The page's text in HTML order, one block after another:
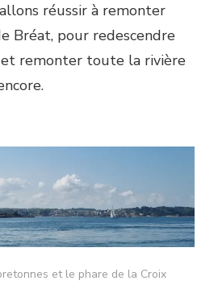
réussir à remonter
Bréat, pour redescendre
et remonter toute la rivière
et le phare de la Croix